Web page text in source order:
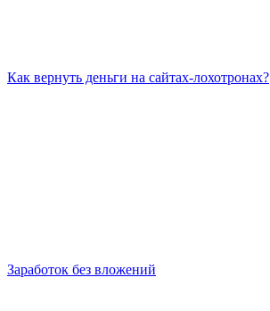
Как вернуть деньги на сайтах-лохотронах?
Заработок без вложений